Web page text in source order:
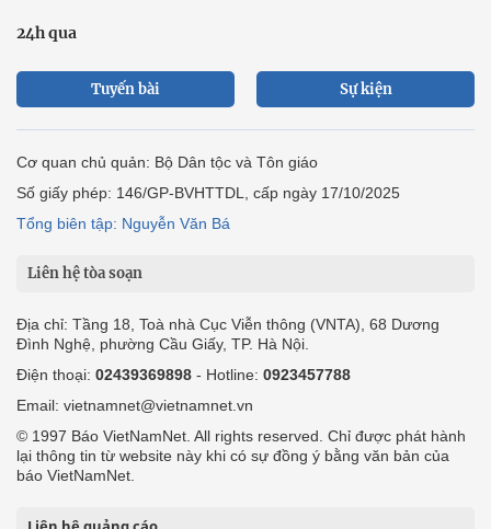
24h qua
Tuyến bài Sự kiện
Cơ quan chủ quản: Bộ Dân tộc và Tôn giáo
Số giấy phép: 146/GP-BVHTTDL, cấp ngày 17/10/2025
Tổng biên tập: Nguyễn Văn Bá
Liên hệ tòa soạn
Địa chỉ: Tầng 18, Toà nhà Cục Viễn thông (VNTA), 68 Dương
Đình Nghệ, phường Cầu Giấy, TP. Hà Nội.
Điện thoại: 02439369898 - Hotline: 0923457788
Email: vietnamnet@vietnamnet.vn
© 1997 Báo VietNamNet. All rights reserved. Chỉ được phát hành
lại thông tin từ website này khi có sự đồng ý bằng văn bản của
báo VietNamNet.